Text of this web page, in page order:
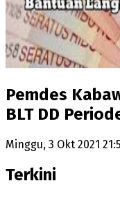
Pemdes
BLT DD
Minggu, 3 Okt 2021
Terkini